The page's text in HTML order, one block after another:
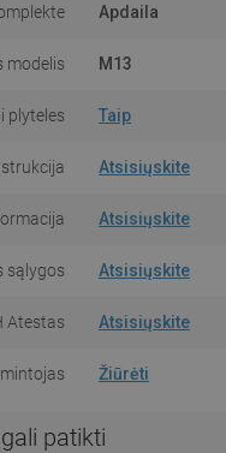
Apdaila
modelis M13
plyteles Taip
Atsisiųskite
Atsisiųskite
sąlygos Atsisiųskite
Atestas Atsisiųskite
Žiūrėti
patikti